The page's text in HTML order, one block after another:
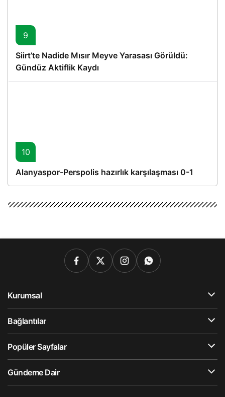
9
Siirt’te Nadide Mısır Meyve Yarasası Görüldü:
Gündüz Aktiflik Kaydı
10
Alanyaspor-Perspolis hazırlık karşılaşması 0-1
Kurumsal
Bağlantılar
Popüler Sayfalar
Gündeme Dair